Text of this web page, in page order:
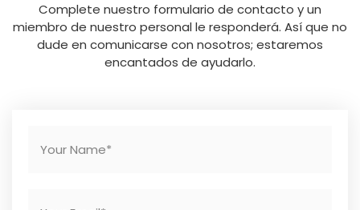
Complete nuestro formulario de contacto y un
miembro de nuestro personal le responderá. Así que no
dude en comunicarse con nosotros; estaremos
encantados de ayudarlo.